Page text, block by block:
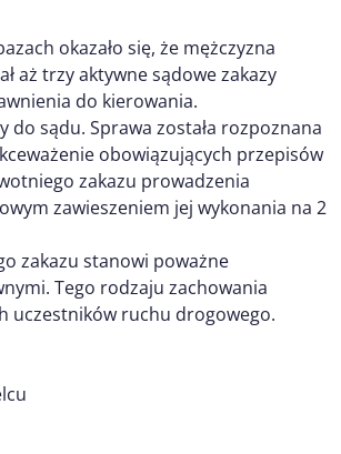
okazało się, że mężczyzna
aż trzy aktywne sądowe zakazy
do kierowania.
sądu. Sprawa została rozpoznana
obowiązujących przepisów
zakazu prowadzenia
zawieszeniem jej wykonania na 2
zakazu stanowi poważne
Tego rodzaju zachowania
uczestników ruchu drogowego.